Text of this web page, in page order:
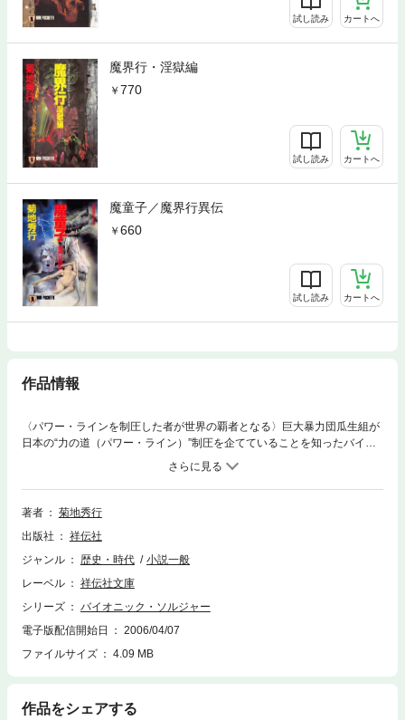
試し読み カートへ
魔界行・淫獄編
770
試し読み カートへ
魔童子／魔界行異伝
660
試し読み カートへ
作品情報
〈パワー・ラインを制圧した者が世界の覇者となる〉巨大暴力団瓜生組が
日本の“力の道（パワー・ライン）”制圧を企てていることを知ったバイオ
ニック・ソルジャー＝南雲秋人は、野望を阻止せんとパワー・ライン研究
の第一人者・戸田麻理子を追って軽井沢へ。しかし、麻理子はすでに死霊
戦士を率いた瓜生兄弟に凌辱の限りを尽くされていた。さらに新しい敵・
アメリカ国防総省が差し向けた第二の生体強化戦士が立ちはだかる！超伝
著者
菊地秀行
出版社
祥伝社
ジャンル
歴史・時代
小説一般
レーベル
祥伝社文庫
シリーズ
バイオニック・ソルジャー
電子版配信開始日
2006/04/07
ファイルサイズ
4.09 MB
作品をシェアする